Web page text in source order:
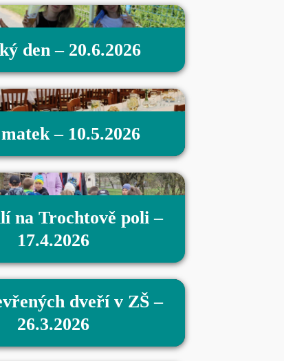
den – 20.6.2026
– 10.5.2026
na Trochtově poli –
17.4.2026
dveří v ZŠ –
26.3.2026